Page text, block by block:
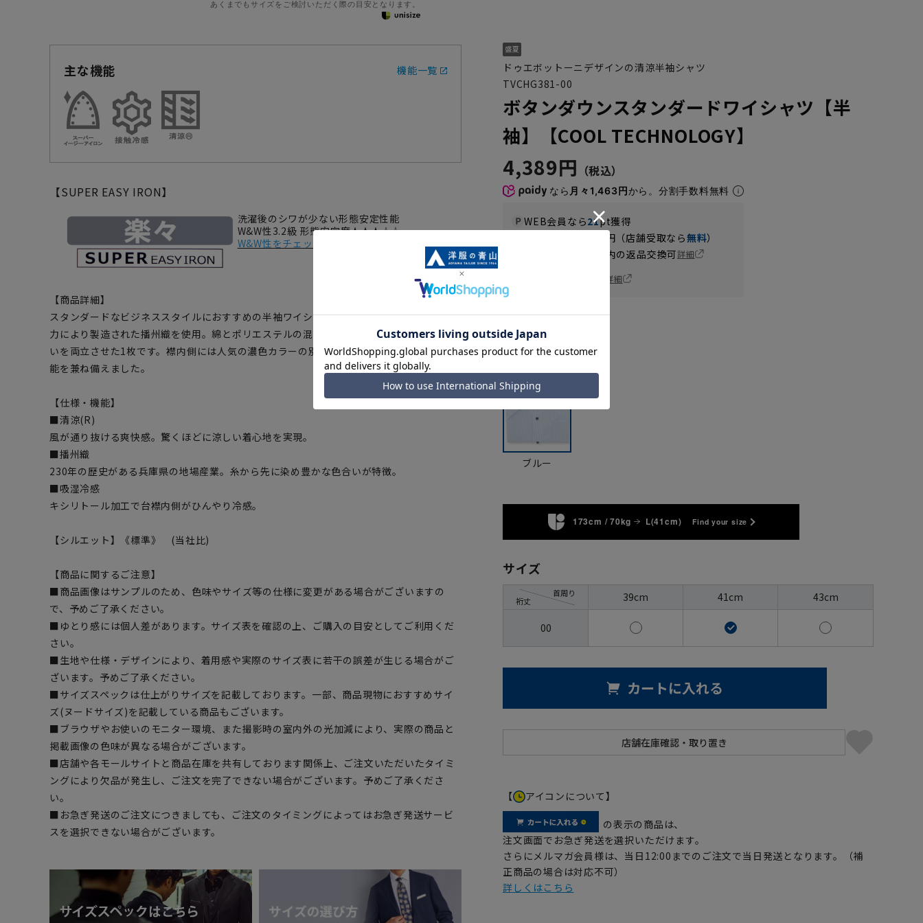
あくまでもサイズをご検討いただく際の目安となります。
主な機能 機能一覧
【SUPER EASY IRON】
洗濯後のシワが少ない形態安定性能
W&W性3.2級 形態安定度★★★☆☆
W&W性をチェック
【商品詳細】
スタンダードなビジネススタイルにおすすめの半袖ワイシャツです。生地には優れた技術
力により製造された播州織を使用。綿とポリエステルの混紡素材で、強度と柔らかな風合
いを両立させた1枚です。襟内側には人気の濃色カラーの別生地切替を施し、デザインと機
能を兼ね備えました。
【仕様・機能】
■清涼(R)
風が通り抜ける爽快感。驚くほどに涼しい着心地を実現。
■播州織
230年の歴史がある兵庫県の地場産業。糸から先に染め豊かな色合いが特徴。
■吸湿冷感
キシリトール加工で台襟内側がひんやり冷感。
【シルエット】《標準》 (当社比)
【商品に関するご注意】
■商品画像はサンプルのため、色味やサイズ等の仕様に変更がある場合がございますの
で、予めご了承ください。
■ゆとり感には個人差があります。サイズ表を確認の上、ご購入の目安としてご利用くだ
さい。
■生地や仕様・デザインにより、着用感や実際のサイズ表に若干の誤差が生じる場合がご
ざいます。予めご了承ください。
■サイズスペックは仕上がりサイズを記載しております。一部、商品現物におすすめサイ
ズ(ヌードサイズ)を記載している商品もございます。
■ブラウザやお使いのモニター環境、また撮影時の室内外の光加減により、実際の商品と
掲載画像の色味が異なる場合がございます。
■店舗や各モールサイトと商品在庫を共有しております関係上、ご注文いただいたタイミ
ングにより欠品が発生し、ご注文を完了できない場合がございます。予めご了承くださ
い。
■お急ぎ発送のご注文につきましても、ご注文のタイミングによってはお急ぎ発送サービ
スを選択できない場合がございます。
ドゥエボットーニデザインの清涼半袖シャツ
TVCHG381-00
ボタンダウンスタンダードワイシャツ【半
袖】【COOL TECHNOLOGY】
4,389円
なら 月々1,463円から。分割手数料無料
WEB会員なら21pt獲得
円（店舗受取なら無料）
日以内の返品交換可詳細
詳細
カラー
ブルー
173cm / 70kg L(41cm) Find your size
サイズ
裄丈
首周り 39cm 41cm 43cm
00
カートに入れる
【 アイコンについて】
の表示の商品は、
注文画面でお急ぎ発送を選択いただけます。
さらにメルマガ会員様は、当日12:00までのご注文で当日発送となります。（補
正商品の場合は対応不可）
詳しくはこちら